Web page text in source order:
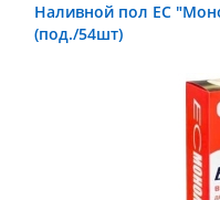
Наливной пол ЕС
(под./54шт)